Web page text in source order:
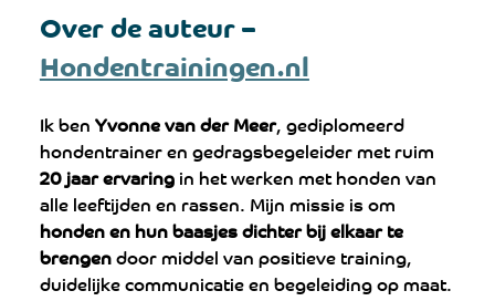
Over de auteur –
Hondentrainingen.nl
Ik ben Yvonne van der Meer, gediplomeerd
hondentrainer en gedragsbegeleider met ruim
20 jaar ervaring in het werken met honden van
alle leeftijden en rassen. Mijn missie is om
honden en hun baasjes dichter bij elkaar te
brengen door middel van positieve training,
duidelijke communicatie en begeleiding op maat.